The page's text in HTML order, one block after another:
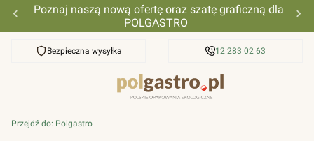
Poznaj naszą nową ofertę oraz szatę graficzną dla
POLGASTRO
Bezpieczna wysyłka Przyjazna pomoc
12 283 02 63
Przejdź do: Polgastro